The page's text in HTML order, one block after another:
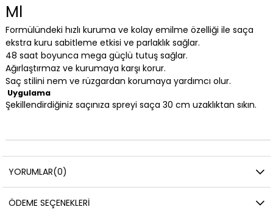
Ml
Formülündeki hızlı kuruma ve kolay emilme özelliği ile saça
ekstra kuru sabitleme etkisi ve parlaklık sağlar.
48 saat boyunca mega güçlü tutuş sağlar.
Ağırlaştırmaz ve kurumaya karşı korur.
Saç stilini nem ve rüzgardan korumaya yardımcı olur.
Uygulama
Şekillendirdiğiniz saçınıza spreyi saça 30 cm uzaklıktan sıkın.
YORUMLAR(0)
ÖDEME SEÇENEKLERI